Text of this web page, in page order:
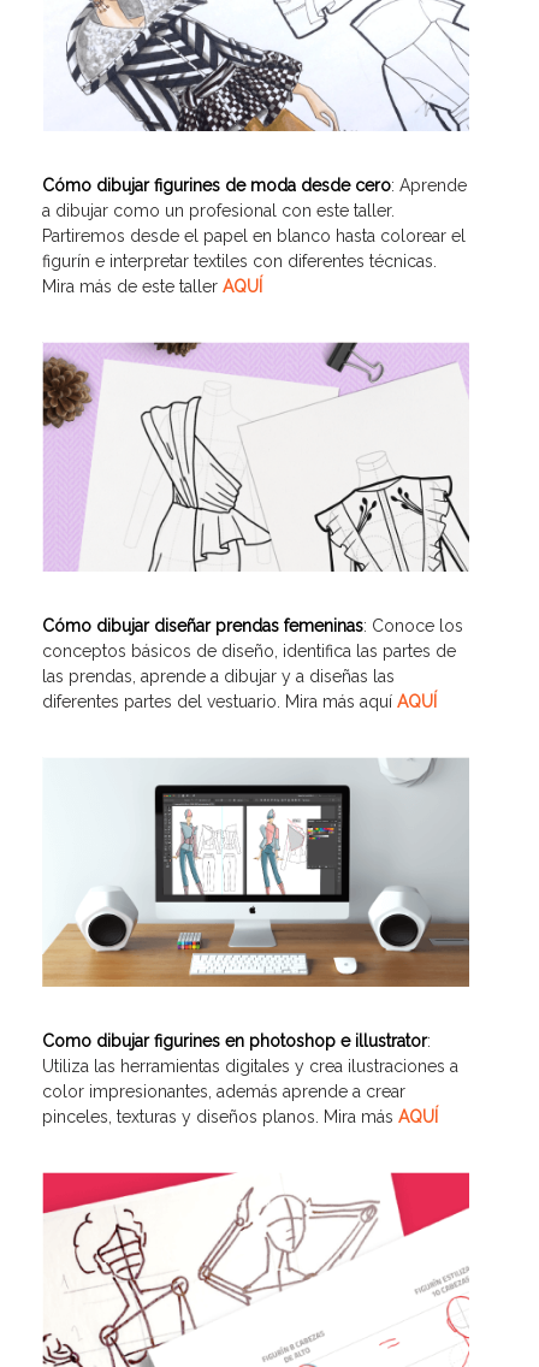
Cómo dibujar figurines de moda desde cero: Aprende
a dibujar como un profesional con este taller.
Partiremos desde el papel en blanco hasta colorear el
figurín e interpretar textiles con diferentes técnicas.
Mira más de este taller AQUÍ
Cómo dibujar diseñar prendas femeninas: Conoce los
conceptos básicos de diseño, identifica las partes de
las prendas, aprende a dibujar y a diseñas las
diferentes partes del vestuario. Mira más aquí AQUÍ
Como dibujar figurines en photoshop e illustrator:
Utiliza las herramientas digitales y crea ilustraciones a
color impresionantes, además aprende a crear
pinceles, texturas y diseños planos. Mira más AQUÍ